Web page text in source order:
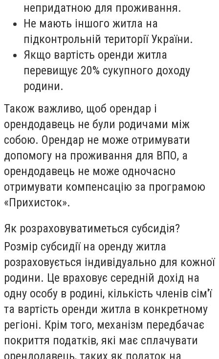
непридатною для проживання.
Не мають іншого житла на
підконтрольній території України.
Якщо вартість оренди житла
перевищує 20% сукупного доходу
родини.
Також важливо, щоб орендар і
орендодавець не були родичами між
собою. Орендар не може отримувати
допомогу на проживання для ВПО, а
орендодавець не може одночасно
отримувати компенсацію за програмою
«Прихисток».
Як розраховуватиметься субсидія?
Розмір субсидії на оренду житла
розраховується індивідуально для кожної
родини. Це враховує середній дохід на
одну особу в родині, кількість членів сім'ї
та вартість оренди житла в конкретному
регіоні. Крім того, механізм передбачає
покриття податків, які має сплачувати
орендодавець, таких як податок на